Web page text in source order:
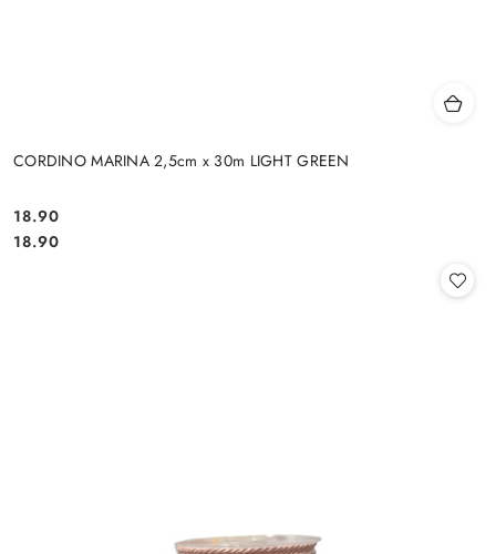
CORDINO MARINA 2,5cm x 30m LIGHT GREEN
Cena:
18.90
Cena:
18.90